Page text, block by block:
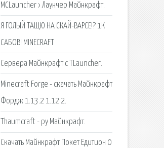
MCLauncher › Лаунчер Майнкрафт.
Я ГОЛЫЙ ТАЩЮ НА СКАЙ-ВАРСЕ!? 1К
САБОВ! MINECRAFT
Сервера Майнкрафт с TLauncher.
Minecraft Forge - скачать Майнкрафт
Фордж 1.13.2 1.12.2.
Thaumcraft - ру Майнкрафт.
Скачать Майнкрафт Покет Едитион 0